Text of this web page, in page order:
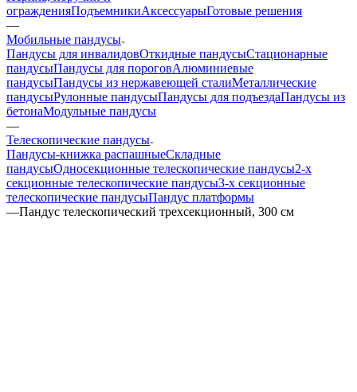
огражденияПодъемникиАксессуарыГотовые решения
—
Мобильные пандусы
Пандусы для инвалидовОткидные пандусыСтационарные
пандусыПандусы для пороговАлюминиевые
пандусыПандусы из нержавеющей сталиМеталлические
пандусыРулонные пандусыПандусы для подъездаПандусы из
бетонаМодульные пандусы
—
Телескопические пандусы
Пандусы-книжка распашныеСкладные
пандусыОдносекционные телескопические пандусы2-х
секционные телескопические пандусы3-х секционные
телескопические пандусыПандус платформы
—Пандус телескопический трехсекционный, 300 см